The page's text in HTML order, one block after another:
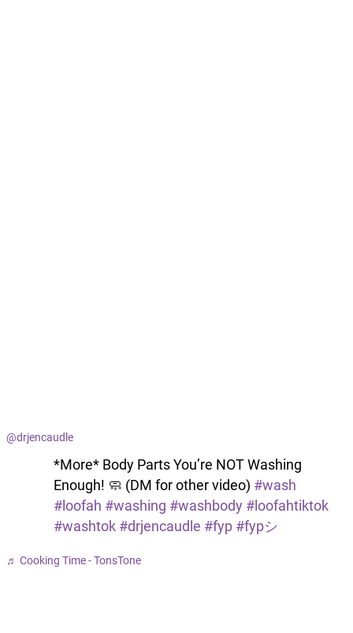
@drjencaudle
*More* Body Parts You’re NOT Washing
Enough! 🧼 (DM for other video) #wash
#loofah #washing #washbody #loofahtiktok
#washtok #drjencaudle #fyp #fypシ
♬ Cooking Time - TonsTone